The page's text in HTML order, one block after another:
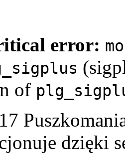
error:
of
dzięki